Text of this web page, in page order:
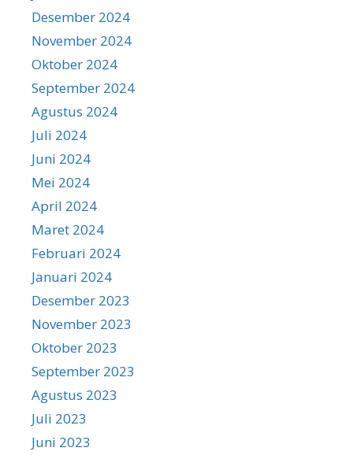
Desember 2024
November 2024
Oktober 2024
September 2024
Agustus 2024
Juli 2024
Juni 2024
Mei 2024
April 2024
Maret 2024
Februari 2024
Januari 2024
Desember 2023
November 2023
Oktober 2023
September 2023
Agustus 2023
Juli 2023
Juni 2023